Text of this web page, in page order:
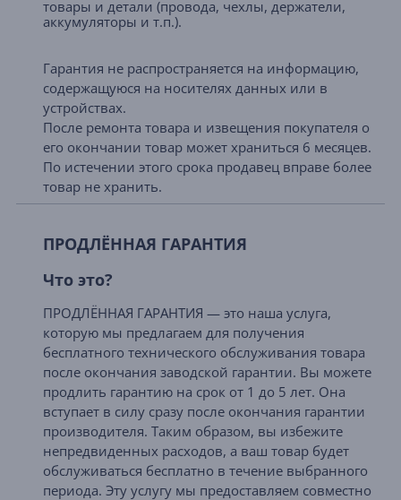
товары и детали (провода, чехлы, держатели,
аккумуляторы и т.п.).
Гарантия не распространяется на информацию,
содержащуюся на носителях данных или в
устройствах.
После ремонта товара и извещения покупателя о
его окончании товар может храниться 6 месяцев.
По истечении этого срока продавец вправе более
товар не хранить.
ПРОДЛЁННАЯ ГАРАНТИЯ
Что это?
ПРОДЛЁННАЯ ГАРАНТИЯ — это наша услуга,
которую мы предлагаем для получения
бесплатного технического обслуживания товара
после окончания заводской гарантии. Вы можете
продлить гарантию на срок от 1 до 5 лет. Она
вступает в силу сразу после окончания гарантии
производителя. Таким образом, вы избежите
непредвиденных расходов, а ваш товар будет
обслуживаться бесплатно в течение выбранного
периода. Эту услугу мы предоставляем совместно